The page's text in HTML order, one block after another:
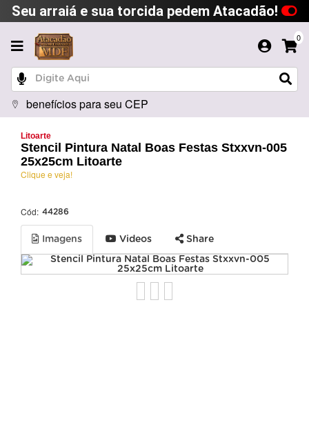
Seu arraiá e sua torcida pedem Atacadão!
0
benefícios para seu CEP
Litoarte
Stencil Pintura Natal Boas Festas Stxxvn-005
25x25cm Litoarte
Clique e veja!
Cód: 44286
Imagens Videos Share